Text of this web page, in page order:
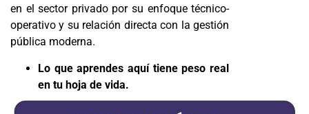
en el sector privado por su enfoque técnico-
operativo y su relación directa con la gestión
pública moderna.
Lo que aprendes aquí tiene peso real
en tu hoja de vida.